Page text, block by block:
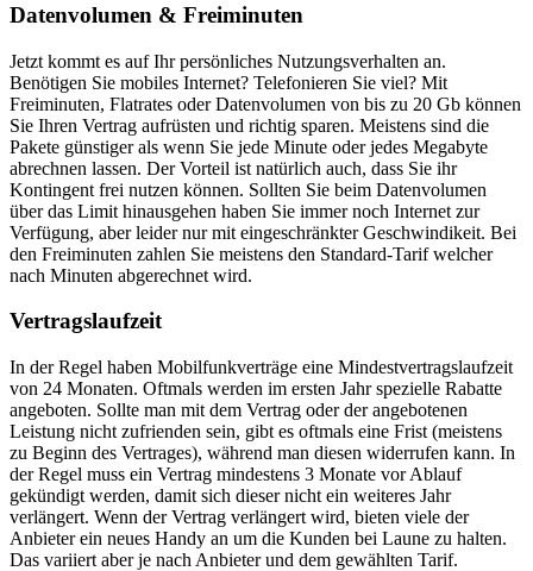
Datenvolumen & Freiminuten
Jetzt kommt es auf Ihr persönliches Nutzungsverhalten an.
Benötigen Sie mobiles Internet? Telefonieren Sie viel? Mit
Freiminuten, Flatrates oder Datenvolumen von bis zu 20 Gb können
Sie Ihren Vertrag aufrüsten und richtig sparen. Meistens sind die
Pakete günstiger als wenn Sie jede Minute oder jedes Megabyte
abrechnen lassen. Der Vorteil ist natürlich auch, dass Sie ihr
Kontingent frei nutzen können. Sollten Sie beim Datenvolumen
über das Limit hinausgehen haben Sie immer noch Internet zur
Verfügung, aber leider nur mit eingeschränkter Geschwindikeit. Bei
den Freiminuten zahlen Sie meistens den Standard-Tarif welcher
nach Minuten abgerechnet wird.
Vertragslaufzeit
In der Regel haben Mobilfunkverträge eine Mindestvertragslaufzeit
von 24 Monaten. Oftmals werden im ersten Jahr spezielle Rabatte
angeboten. Sollte man mit dem Vertrag oder der angebotenen
Leistung nicht zufrienden sein, gibt es oftmals eine Frist (meistens
zu Beginn des Vertrages), während man diesen widerrufen kann. In
der Regel muss ein Vertrag mindestens 3 Monate vor Ablauf
gekündigt werden, damit sich dieser nicht ein weiteres Jahr
verlängert. Wenn der Vertrag verlängert wird, bieten viele der
Anbieter ein neues Handy an um die Kunden bei Laune zu halten.
Das variiert aber je nach Anbieter und dem gewählten Tarif.